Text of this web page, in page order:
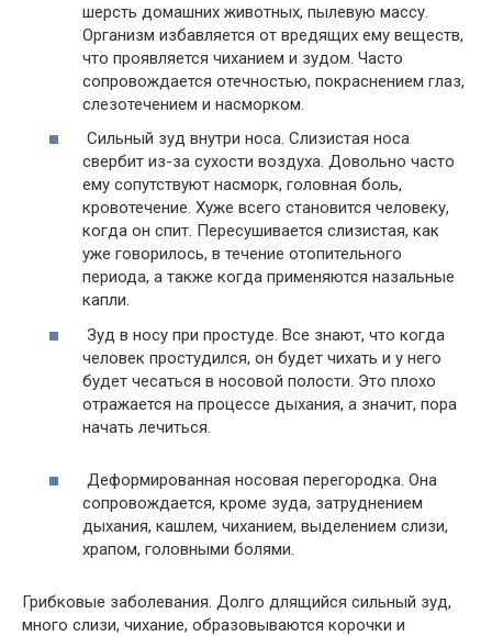
шерсть домашних животных, пылевую массу.
Организм избавляется от вредящих ему веществ,
что проявляется чиханием и зудом. Часто
сопровождается отечностью, покраснением глаз,
слезотечением и насморком.
Сильный зуд внутри носа. Слизистая носа
свербит из-за сухости воздуха. Довольно часто
ему сопутствуют насморк, головная боль,
кровотечение. Хуже всего становится человеку,
когда он спит. Пересушивается слизистая, как
уже говорилось, в течение отопительного
периода, а также когда применяются назальные
капли.
Зуд в носу при простуде. Все знают, что когда
человек простудился, он будет чихать и у него
будет чесаться в носовой полости. Это плохо
отражается на процессе дыхания, а значит, пора
начать лечиться.
Деформированная носовая перегородка. Она
сопровождается, кроме зуда, затруднением
дыхания, кашлем, чиханием, выделением слизи,
храпом, головными болями.
Грибковые заболевания. Долго длящийся сильный зуд,
много слизи, чихание, образовываются корочки и